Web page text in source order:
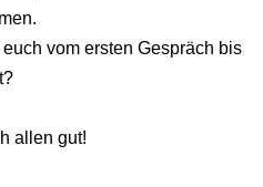
vom ersten Gespräch bis
allen gut!